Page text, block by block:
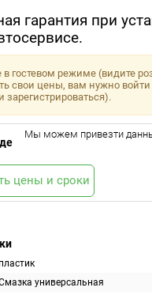
гарантия при
пластик
универсальная
в гостевом режиме (видите
свои цены, вам нужно
зарегистрироваться).
Мы можем привезти
цены и сроки